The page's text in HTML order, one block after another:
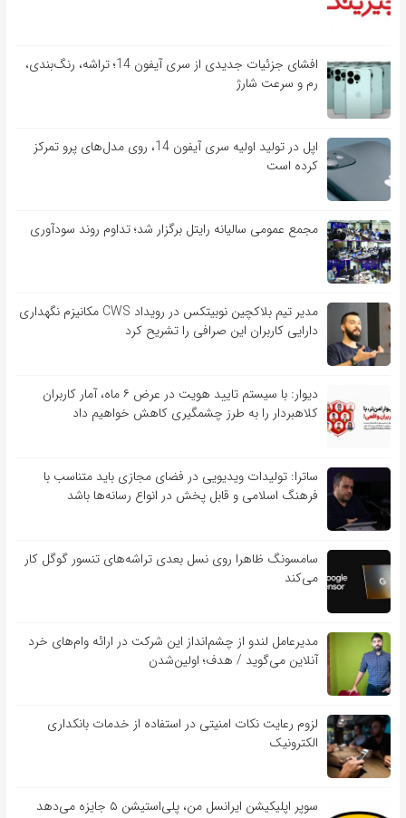
افشای جزئیات جدیدی از سری آیفون 14؛ تراشه، رنگ‌بندی،
رم و سرعت شارژ
اپل در تولید اولیه سری آیفون 14، روی مدل‌های پرو تمرکز
کرده است
مجمع عمومی سالیانه رایتل برگزار شد؛ تداوم روند سودآوری
مدیر تیم بلاکچین نوبیتکس در رویداد CWS مکانیزم نگهداری
دارایی کاربران این صرافی را تشریح کرد
دیوار: با سیستم تایید هویت در عرض ۶ ماه، آمار کاربران
کلاهبردار را به طرز چشمگیری کاهش خواهیم داد
ساترا: تولیدات ویدیویی در فضای مجازی باید متناسب با
فرهنگ اسلامی و قابل پخش در انواع رسانه‌ها باشد
سامسونگ ظاهرا روی نسل بعدی تراشه‌های تنسور گوگل کار
می‌کند
مدیرعامل لندو از چشم‌انداز این شرکت در ارائه وام‌های خرد
آنلاین می‌گوید / هدف؛ اولین‌شدن
لزوم رعایت نکات امنیتی در استفاده از خدمات بانکداری
الکترونیک
سوپر اپلیکیشن ایرانسل من، پلی‌استیشن ۵ جایزه می‌دهد